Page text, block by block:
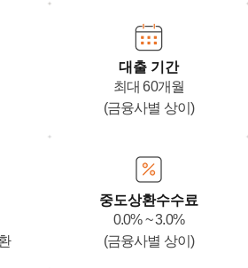
대출 기간
최대 60개월
(금융사별 상이)
중도상환수수료
0.0% ~ 3.0%
(금융사별 상이)